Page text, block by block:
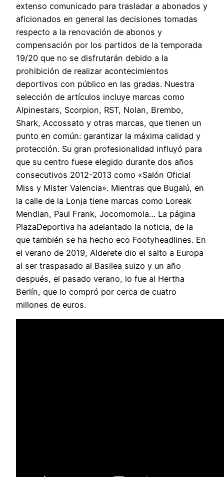
extenso comunicado para trasladar a abonados y
aficionados en general las decisiones tomadas
respecto a la renovación de abonos y
compensación por los partidos de la temporada
19/20 que no se disfrutarán debido a la
prohibición de realizar acontecimientos
deportivos con público en las gradas. Nuestra
selección de artículos incluye marcas como
Alpinestars, Scorpion, RST, Nolan, Brembo,
Shark, Accossato y otras marcas, que tienen un
punto en común: garantizar la máxima calidad y
protección. Su gran profesionalidad influyó para
que su centro fuese elegido durante dos años
consecutivos 2012-2013 como «Salón Oficial
Miss y Mister Valencia». Mientras que Bugalú, en
la calle de la Lonja tiene marcas como Loreak
Mendian, Paul Frank, Jocomomola… La página
PlazaDeportiva ha adelantado la noticia, de la
que también se ha hecho eco Footyheadlines. En
el verano de 2019, Alderete dio el salto a Europa
al ser traspasado al Basilea suizo y un año
después, el pasado verano, lo fue al Hertha
Berlín, que lo compró por cerca de cuatro
millones de euros.